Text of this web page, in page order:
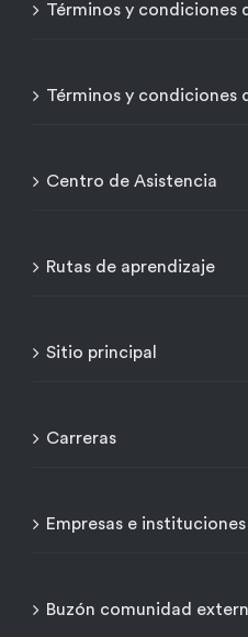
Términos y condiciones
Términos y condiciones
Centro de Asistencia
Rutas de aprendizaje
Sitio principal
Carreras
Empresas e instituciones
Buzón comunidad